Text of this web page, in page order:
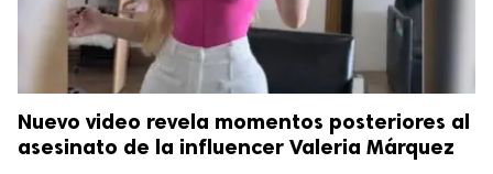
Nuevo video revela momentos posteriores al
asesinato de la influencer Valeria Márquez